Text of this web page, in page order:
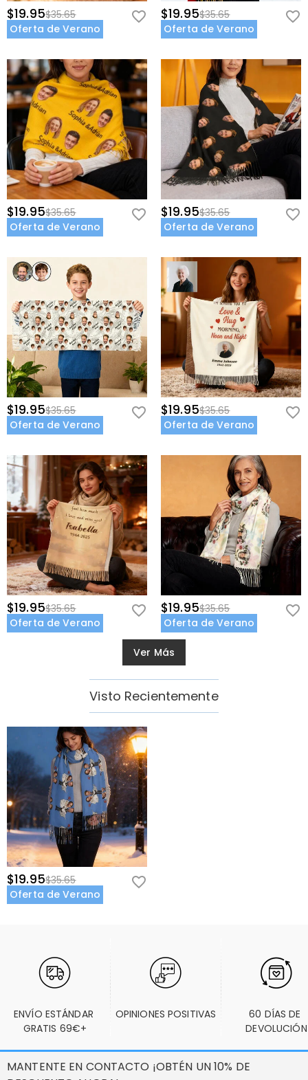
$19.95$35.65
Oferta de Verano
$19.95$35.65
Oferta de Verano
$19.95$35.65
Oferta de Verano
$19.95$35.65
Oferta de Verano
$19.95$35.65
Oferta de Verano
$19.95$35.65
Oferta de Verano
$19.95$35.65
Oferta de Verano
$19.95$35.65
Oferta de Verano
Ver Más
Visto Recientemente
$19.95$35.65
Oferta de Verano
ENVÍO ESTÁNDAR
GRATIS 69€+
OPINIONES POSITIVAS
60 DÍAS DE
DEVOLUCIÓN
MANTENTE EN CONTACTO ¡OBTÉN UN 10% DE